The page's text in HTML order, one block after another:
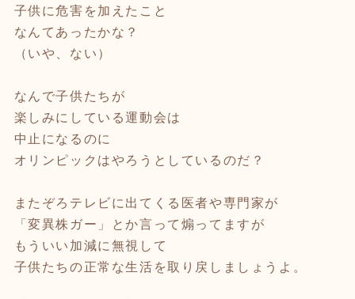
子供に危害を加えたこと
なんてあったかな？
（いや、ない）
なんで子供たちが
楽しみにしている運動会は
中止になるのに
オリンピックはやろうとしているのだ？
またぞろテレビに出てくる医者や専門家が
「変異株ガー」とか言って煽ってますが
もういい加減に無視して
子供たちの正常な生活を取り戻しましょうよ。